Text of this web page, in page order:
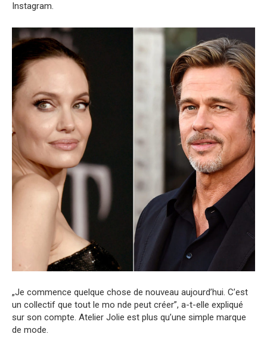
Instagram.
„Je commence quelque chose de nouveau aujourd’hui. C’est
un collectif que tout le mo nde peut créer”, a-t-elle expliqué
sur son compte. Atelier Jolie est plus qu’une simple marque
de mode.